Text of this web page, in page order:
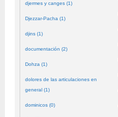
djermes y canges (1)
Djezzar-Pacha (1)
djins (1)
documentación (2)
Dohza (1)
dolores de las articulaciones en
general (1)
dominicos (0)